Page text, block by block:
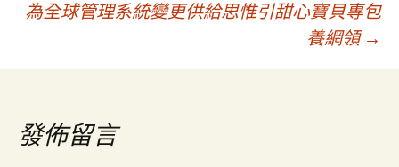
導
覽
為全球管理系統變更供給思惟引甜心寶貝專包
養網領 →
發佈留言